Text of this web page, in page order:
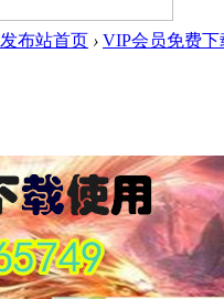
发布站首页 › VIP会员免费下